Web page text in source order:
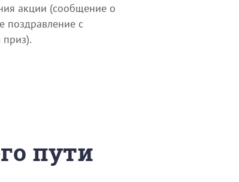
акции (сообщение о
поздравление с
пути